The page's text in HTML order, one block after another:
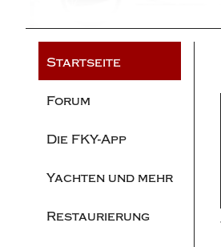
Startseite
Forum
Die FKY-App
Yachten und mehr
Restaurierung